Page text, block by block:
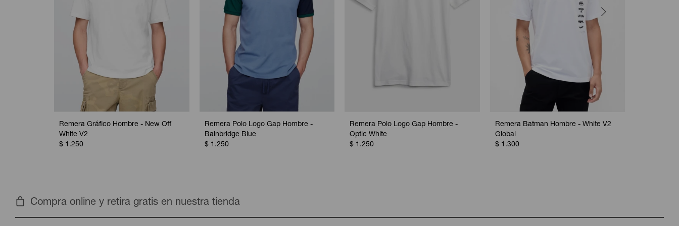
Remera Gráfico Hombre - New Off
White V2
$ 1.250
Remera Polo Logo Gap Hombre -
Bainbridge Blue
$ 1.250
Remera Polo Logo Gap Hombre -
Optic White
$ 1.250
Remera Batman Hombre - White V2
Global
$ 1.300
Compra online y retira gratis en nuestra tienda